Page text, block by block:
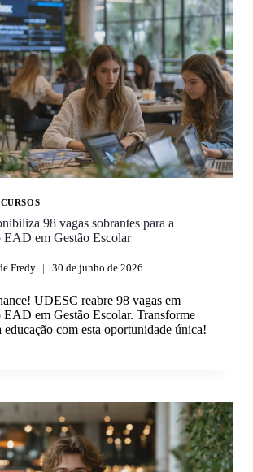
98 vagas sobrantes para a
EAD em Gestão Escolar
Fredy 30 de junho de 2026
UDESC reabre 98 vagas em
EAD em Gestão Escolar. Transforme
educação com esta oportunidade única!